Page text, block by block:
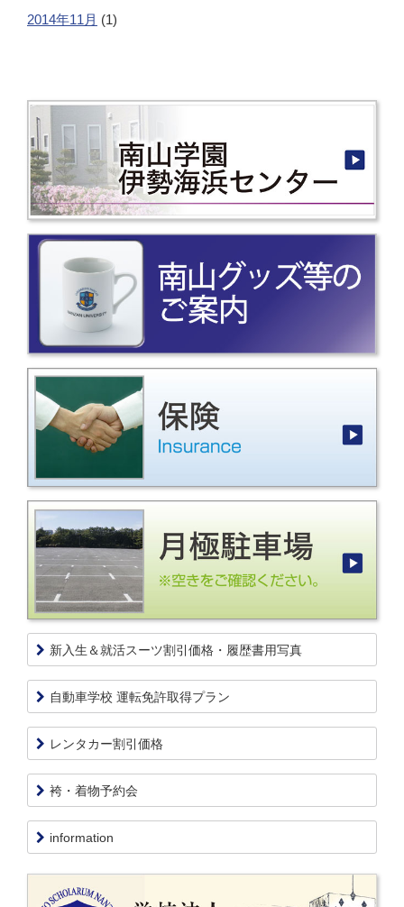
2014年11月 (1)
新入生＆就活スーツ割引価格・履歴書用写真
自動車学校 運転免許取得プラン
レンタカー割引価格
袴・着物予約会
information